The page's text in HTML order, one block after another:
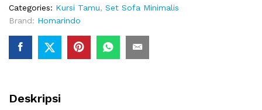
Categories: Kursi Tamu, Set Sofa Minimalis
Brand: Homarindo
Deskripsi